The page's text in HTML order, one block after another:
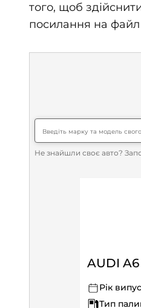
того, щоб
посилання на файл
Не знайшли своє авто?
AUDI A6
Рік
Тип